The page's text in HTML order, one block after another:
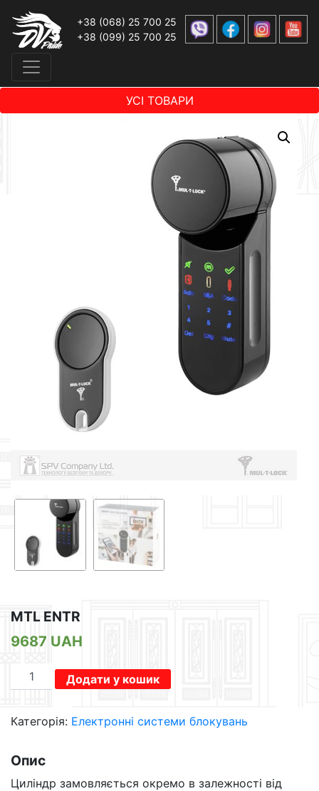
+38 (068) 25 700 25
+38 (099) 25 700 25
УСІ ТОВАРИ
MTL ENTR
9687 UAH
MTL
ENTR
Додати у кошик
Категорія: Електронні системи блокувань
Опис
Циліндр замовляється окремо в залежності від